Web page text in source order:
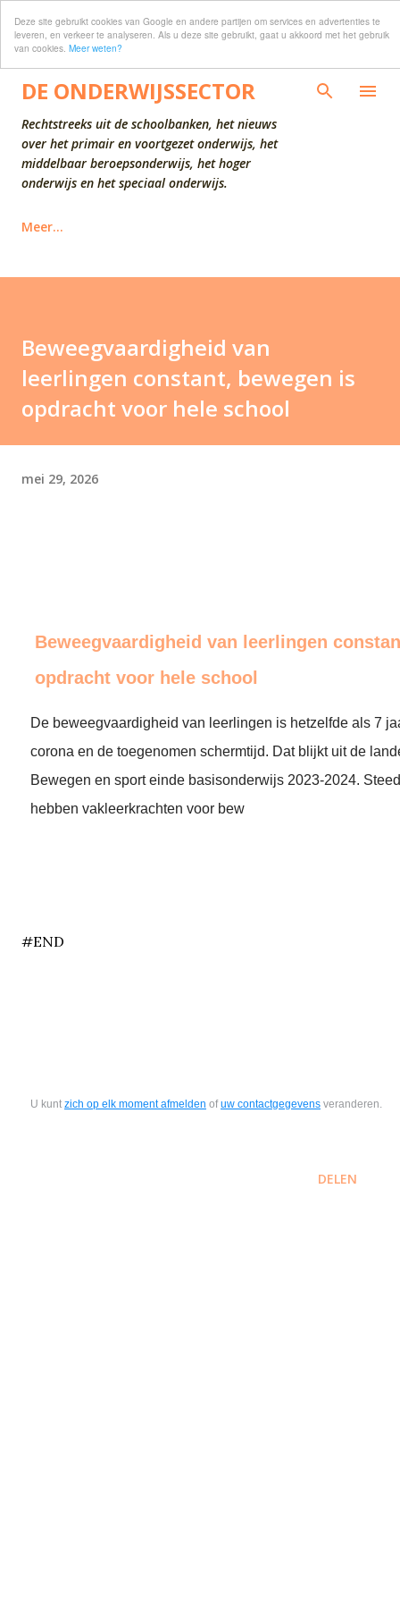
Deze site gebruikt cookies van Google en andere partijen om services en advertenties te
leveren, en verkeer te analyseren. Als u deze site gebruikt, gaat u akkoord met het gebruik
van cookies. Meer weten?
Doorgaan naar hoofdcontent
DE ONDERWIJSSECTOR
Rechtstreeks uit de schoolbanken, het nieuws
over het primair en voortgezet onderwijs, het
middelbaar beroepsonderwijs, het hoger
onderwijs en het speciaal onderwijs.
Meer…
Beweegvaardigheid van
leerlingen constant, bewegen is
opdracht voor hele school
mei 29, 2026
Beweegvaardigheid van leerlingen
opdracht voor hele school
De beweegvaardigheid van leerlingen is hetzelfde als 7
corona en de toegenomen schermtijd. Dat blijkt uit de
Bewegen en sport einde basisonderwijs 2023-2024.
hebben vakleerkrachten voor bew
#END
U kunt zich op elk moment afmelden ofuw contactgegevens veranderen.
DELEN